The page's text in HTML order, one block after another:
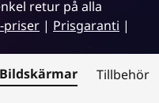
retur på alla
priser | Prisgaranti |
Bildskärmar Tillbehör